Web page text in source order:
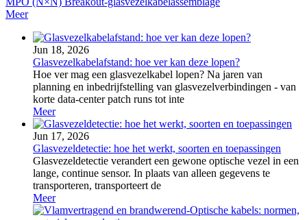
Meer
Jun 18, 2026
Glasvezelkabelafstand: hoe ver kan deze lopen?
Hoe ver mag een glasvezelkabel lopen? Na jaren van
planning en inbedrijfstelling van glasvezelverbindingen - van
korte data-center patch runs tot inte
Meer
Jun 17, 2026
Glasvezeldetectie: hoe het werkt, soorten en toepassingen
Glasvezeldetectie verandert een gewone optische vezel in een
lange, continue sensor. In plaats van alleen gegevens te
transporteren, transporteert de
Meer